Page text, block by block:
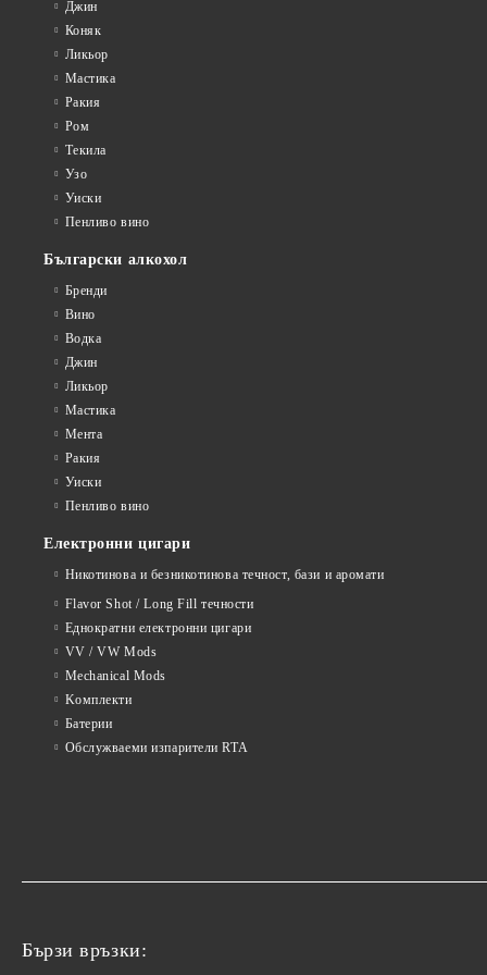
Villa Dominicana
Villiger
Sky
Star
Други
Аксесоари
Джин
Коняк
Ликьор
Мастика
Ракия
Ром
Текила
Узо
Уиски
Пенливо вино
Български алкохол
Бренди
Вино
Водка
Джин
Ликьор
Мастика
Мента
Ракия
Уиски
Пенливо вино
Електронни цигари
Никотинова и безникотинова течност, бази и аромати
Flavor Shot / Long Fill течности
Еднократни електронни цигари
VV / VW Mods
Mechanical Mods
Kомплекти
Батерии
Обслужваеми изпарители RTA
Бързи връзки: